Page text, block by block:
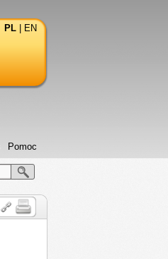
PL EN
Pomoc